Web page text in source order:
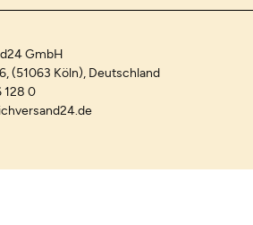
GmbH
(51063 Köln), Deutschland
128 0